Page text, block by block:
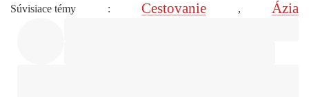
Súvisiace témy : Cestovanie , Ázia